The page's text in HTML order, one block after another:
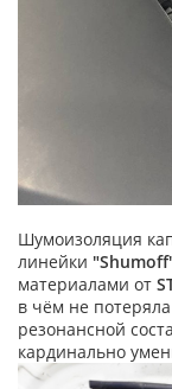
Шумоизоляция
линейки
материалами от
в чём не
резонансной
кардинально